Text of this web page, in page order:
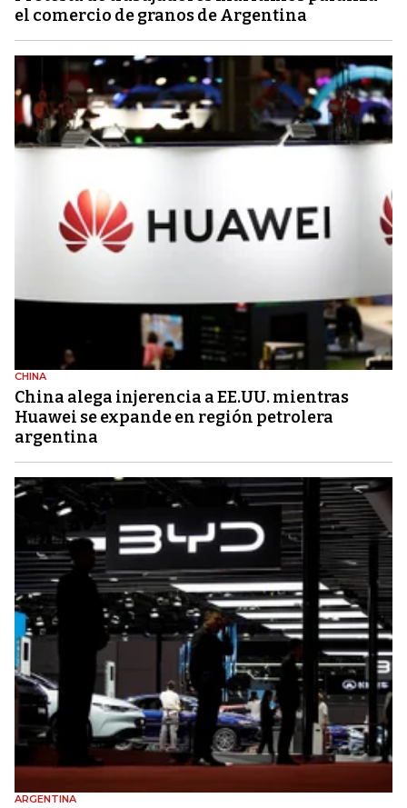
el comercio de granos de Argentina
CHINA
China alega injerencia a EE.UU. mientras
Huawei se expande en región petrolera
argentina
ARGENTINA